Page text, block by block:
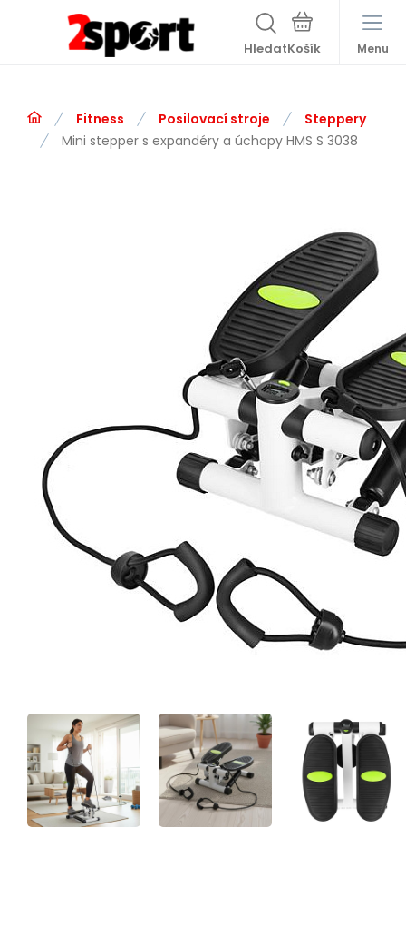
Hledat Menu
Fitness Posilovací stroje
Steppery
Mini stepper s expandéry a úchopy HMS S 3038